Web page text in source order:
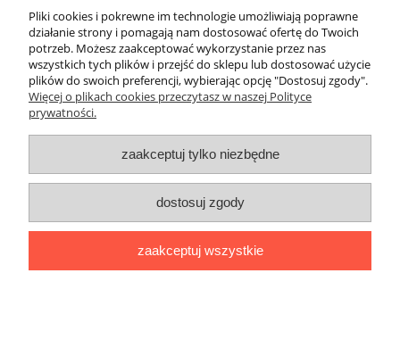
Pliki cookies i pokrewne im technologie umożliwiają poprawne
działanie strony i pomagają nam dostosować ofertę do Twoich
potrzeb. Możesz zaakceptować wykorzystanie przez nas
wszystkich tych plików i przejść do sklepu lub dostosować użycie
plików do swoich preferencji, wybierając opcję "Dostosuj zgody".
Więcej o plikach cookies przeczytasz w naszej Polityce
prywatności.
zaakceptuj tylko niezbędne
dostosuj zgody
zaakceptuj wszystkie